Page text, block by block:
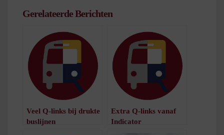
Gerelateerde Berichten
Veel Q-links bij drukte
buslijnen
Extra Q-links vanaf
Indicator